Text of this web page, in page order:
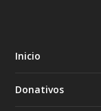
Inicio
Donativos